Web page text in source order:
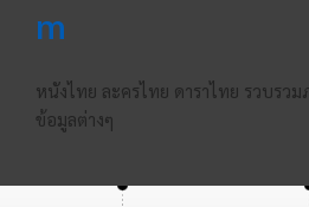
m
หนังไทย ละครไทย ดาราไทย รวบรว
ข้อมูลต่างๆ